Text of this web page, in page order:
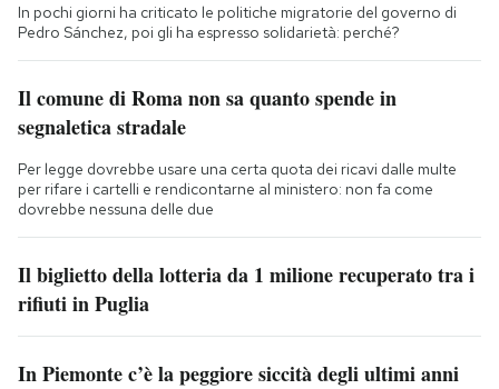
In pochi giorni ha criticato le politiche migratorie del governo di
Pedro Sánchez, poi gli ha espresso solidarietà: perché?
Il comune di Roma non sa quanto spende in
segnaletica stradale
Per legge dovrebbe usare una certa quota dei ricavi dalle multe
per rifare i cartelli e rendicontarne al ministero: non fa come
dovrebbe nessuna delle due
Il biglietto della lotteria da 1 milione recuperato tra i
rifiuti in Puglia
In Piemonte c’è la peggiore siccità degli ultimi anni